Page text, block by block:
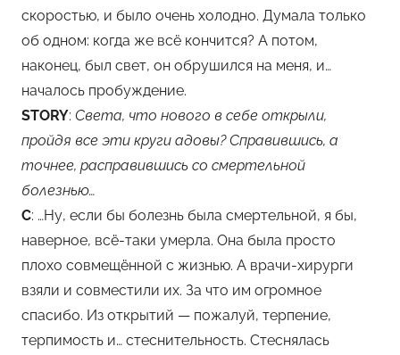
скоростью, и было очень холодно. Думала только
об одном: когда же всё кончится? А потом,
наконец, был свет, он обрушился на меня, и…
началось пробуждение.
STORY: Света, что нового в себе открыли,
пройдя все эти круги адовы? Справившись, а
точнее, расправившись со смертельной
болезнью…
С: …Ну, если бы болезнь была смертельной, я бы,
наверное, всё-таки умерла. Она была просто
плохо совмещённой с жизнью. А врачи-хирурги
взяли и совместили их. За что им огромное
спасибо. Из открытий — пожалуй, терпение,
терпимость и… стеснительность. Стеснялась